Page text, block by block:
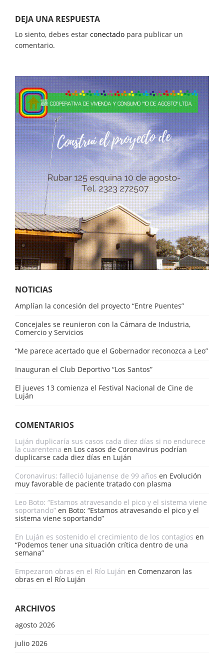
DEJA UNA RESPUESTA
Lo siento, debes estar conectado para publicar un
comentario.
NOTICIAS
Amplían la concesión del proyecto “Entre Puentes”
Concejales se reunieron con la Cámara de Industria,
Comercio y Servicios
“Me parece acertado que el Gobernador reconozca a Leo”
Inauguran el Club Deportivo “Los Santos”
El jueves 13 comienza el Festival Nacional de Cine de
Luján
COMENTARIOS
Luján duplicaría sus casos cada diez días si no endurece
la cuarentena en Los casos de Coronavirus podrían
duplicarse cada diez días en Luján
Coronavirus: falleció lujanense de 99 años en Evolución
muy favorable de paciente tratado con plasma
Leo Boto: “Estamos atravesando el pico y el sistema viene
soportando” en Boto: “Estamos atravesando el pico y el
sistema viene soportando”
En Luján es sostenido el crecimiento de los contagios en
“Podemos tener una situación crítica dentro de una
semana”
Empezaron obras en el Río Luján en Comenzaron las
obras en el Río Luján
ARCHIVOS
agosto 2026
julio 2026